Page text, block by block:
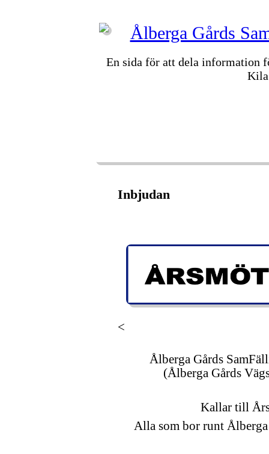
Ålberga Gårds
En sida för att dela information
Kila
Inbjudan
<
Ålberga Gårds
(Ålberga Gårds
Kallar till
Alla som bor runt